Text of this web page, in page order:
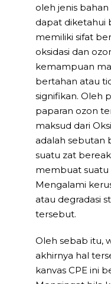
oleh jenis
dapat diketahui
memiliki sifat
oksidasi dan
kemampuan
bertahan atau
signifikan. Oleh
paparan ozon
maksud dari
adalah sebutan
suatu zat
membuat suatu
Mengalami
atau degradasi
tersebut.
Oleh sebab itu,
akhirnya hal
kanvas CPE ini